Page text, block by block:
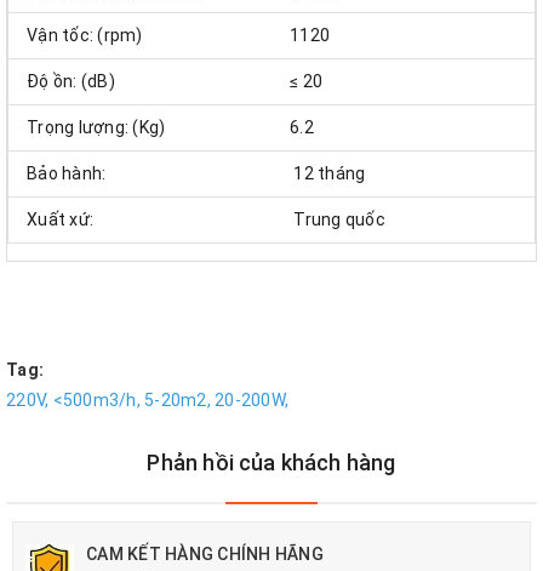
Vận tốc: (rpm) 1120
Độ ồn: (dB) ≤ 20
Trọng lượng: (Kg) 6.2
Bảo hành: 12 tháng
Xuất xứ: Trung quốc
Tag:
220V, <500m3/h, 5-20m2, 20-200W,
Phản hồi của khách hàng
CAM KẾT HÀNG CHÍNH HÃNG